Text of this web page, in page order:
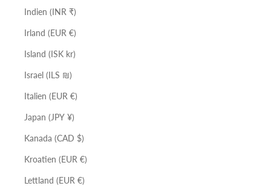
Indien (INR ₹)
Irland (EUR €)
Island (ISK kr)
Israel (ILS ₪)
Italien (EUR €)
Japan (JPY ¥)
Kanada (CAD $)
Kroatien (EUR €)
Lettland (EUR €)